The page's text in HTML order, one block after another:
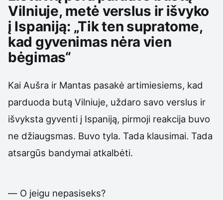
Vilniuje, metė verslus ir išvyko
į Ispaniją: „Tik ten supratome,
kad gyvenimas nėra vien
bėgimas“
Kai Aušra ir Mantas pasakė artimiesiems, kad
parduoda butą Vilniuje, uždaro savo verslus ir
išvyksta gyventi į Ispaniją, pirmoji reakcija buvo
ne džiaugsmas. Buvo tyla. Tada klausimai. Tada
atsargūs bandymai atkalbėti.
— O jeigu nepasiseks?